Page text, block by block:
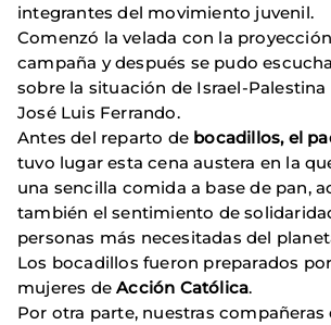
integrantes del movimiento juvenil.
Comenzó la velada con la
campaña y después se pudo
sobre la situación de Israel-
José Luis Ferrando.
Antes del reparto de bocadillos, el
tuvo lugar esta cena austera en la
una sencilla comida a base de pan,
también el sentimiento de
personas más necesitadas del
Los bocadillos fueron preparados
mujeres deAcción Católica.
Por otra parte, nuestras compañeras